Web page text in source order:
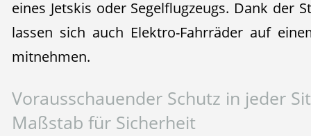
eines Jetskis oder Segelflugzeugs. Dank der
lassen sich auch Elektro-Fahrräder auf
mitnehmen.
Vorausschauender Schutz in jeder
Maßstab für Sicherheit